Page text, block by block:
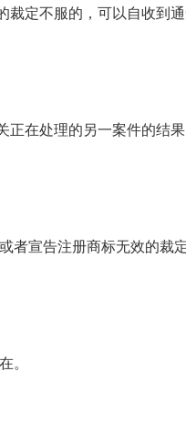
定不服的，可以自收到
在处理的另一案件的结
宣告注册商标无效的裁
。